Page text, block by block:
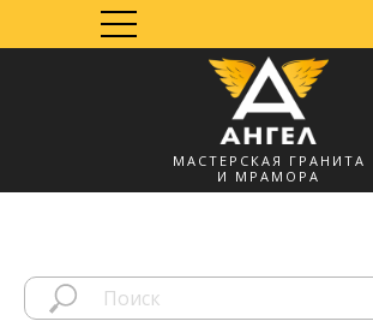
МАСТЕРСКАЯ ГРАНИТА
И МРАМОРА